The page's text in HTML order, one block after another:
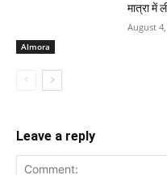
Almora
मात्रा में
August
Leave a reply